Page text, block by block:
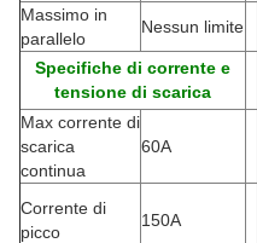
Massimo in
parallelo
Nessun limite
Specifiche di corrente e
tensione di scarica
Max corrente di
scarica
continua
60A
Corrente di
picco
150A